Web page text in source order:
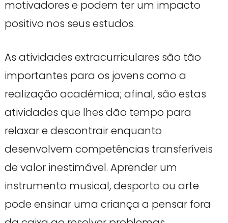
motivadores e podem ter um impacto
positivo nos seus estudos.
As atividades extracurriculares são tão
importantes para os jovens como a
realização académica; afinal, são estas
atividades que lhes dão tempo para
relaxar e descontrair enquanto
desenvolvem competências transferíveis
de valor inestimável. Aprender um
instrumento musical, desporto ou arte
pode ensinar uma criança a pensar fora